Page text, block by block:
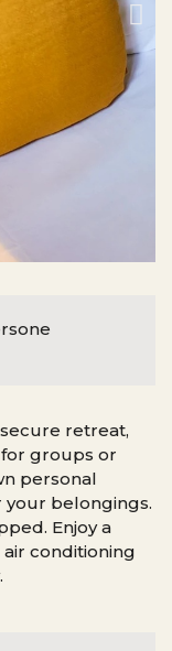
retreat,
groups or
personal
belongings.
Enjoy a
conditioning